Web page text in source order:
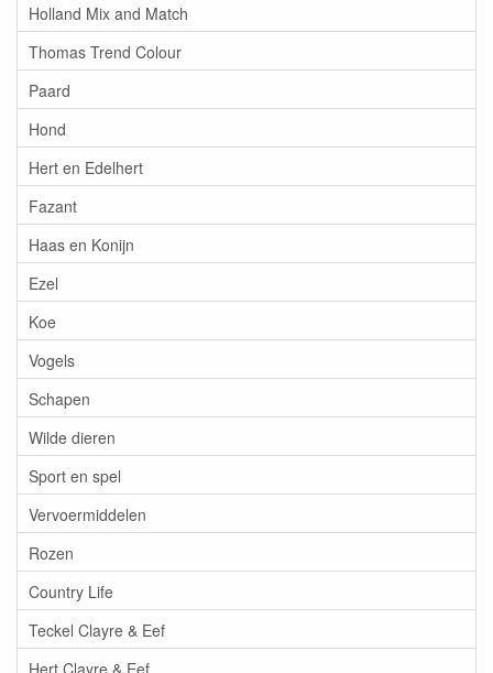
Holland Mix and Match
Thomas Trend Colour
Paard
Hond
Hert en Edelhert
Fazant
Haas en Konijn
Ezel
Koe
Vogels
Schapen
Wilde dieren
Sport en spel
Vervoermiddelen
Rozen
Country Life
Teckel Clayre & Eef
Hert Clayre & Eef